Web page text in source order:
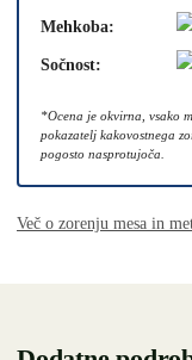
Mehkoba:
Sočnost:
*Ocena je okvirna, vsako
pokazatelj kakovostnega
pogosto nasprotujoča.
Več o zorenju mesa in